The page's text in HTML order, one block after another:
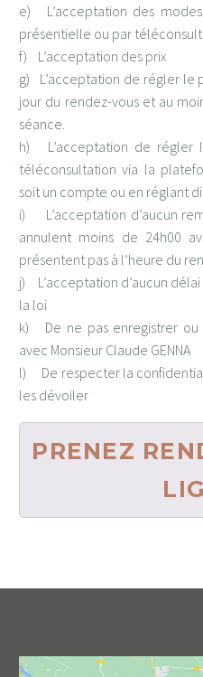
e) L’acceptation des
présentielle ou par
f) L’acceptation des prix
g) L’acceptation de régler le
jour du rendez-vous et au
séance.
h) L’acceptation de régler
téléconsultation via la
soit un compte ou en réglant
i) L’acceptation d’aucun
annulent moins de 24h00
présentent pas à l’heure du
j) L’acceptation d’aucun
la loi
k) De ne pas enregistrer ou
avec Monsieur Claude GENNA
l) De respecter la
les dévoiler
PRENEZ